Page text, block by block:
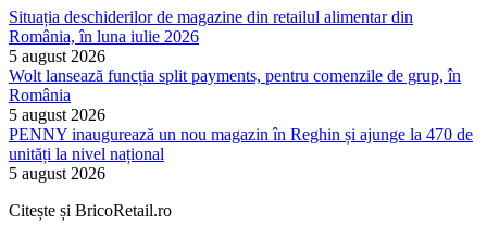
Situația deschiderilor de magazine din retailul alimentar din
România, în luna iulie 2026
5 august 2026
Wolt lansează funcția split payments, pentru comenzile de grup, în
România
5 august 2026
PENNY inaugurează un nou magazin în Reghin și ajunge la 470 de
unități la nivel național
5 august 2026
Citește și BricoRetail.ro